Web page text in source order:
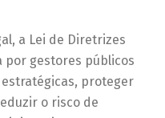
a Lei de Diretrizes
por gestores públicos
proteger
o risco de